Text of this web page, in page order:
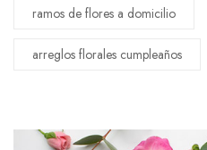
ramos de flores a domicilio
arreglos florales cumpleaños